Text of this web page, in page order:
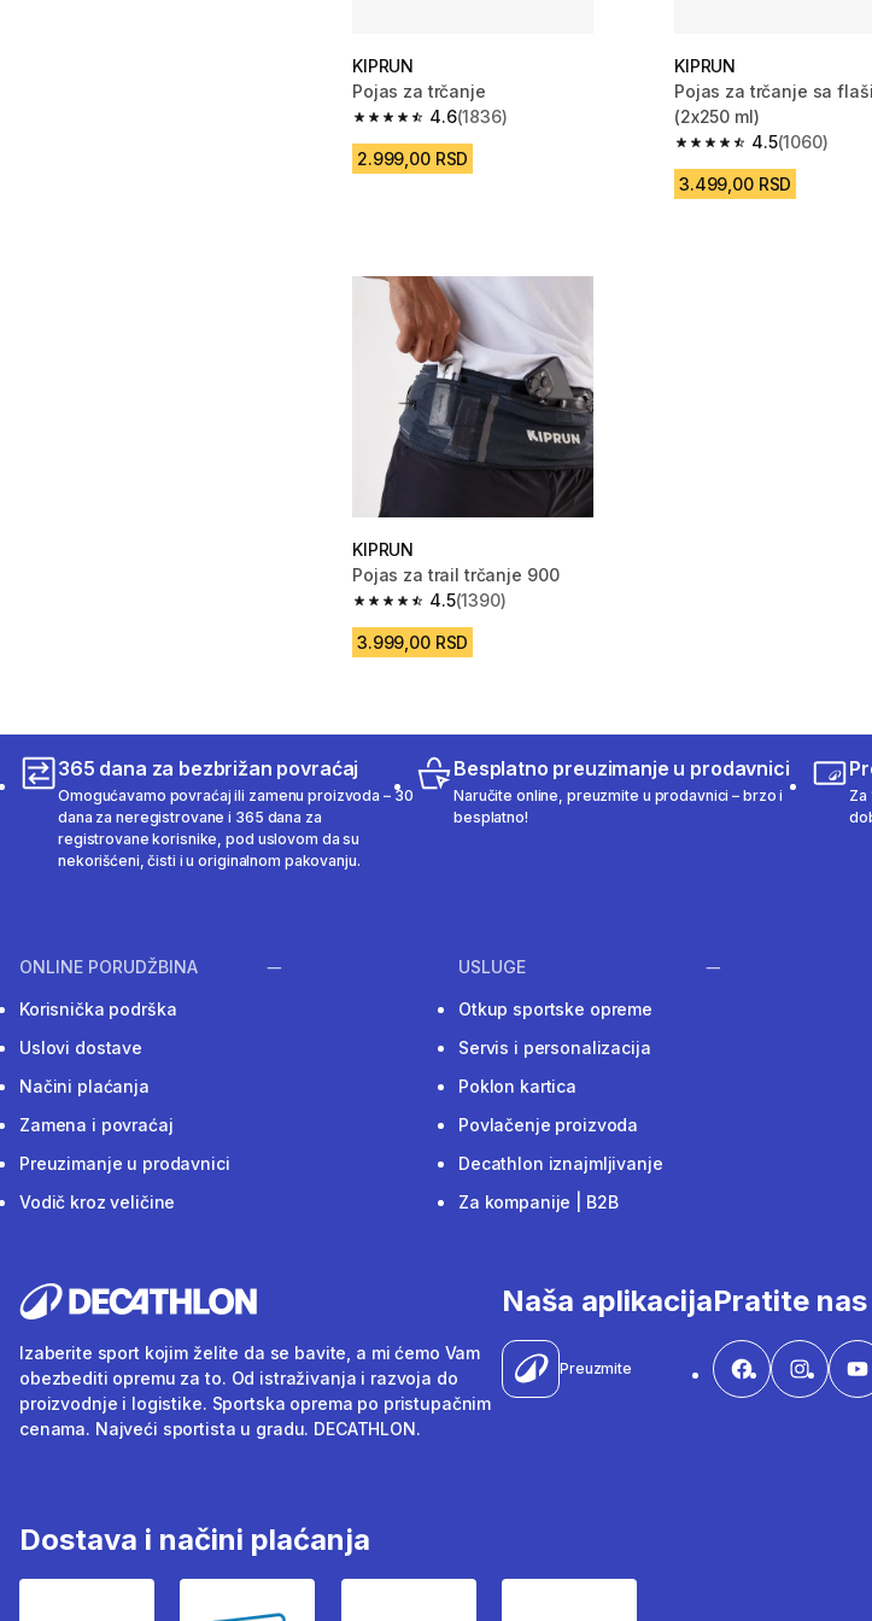
KIPRUN
Pojas za trčanje
4.6
4.6 od 5 zvezdica from 1836 Recenzije
(1836)
2.999,00 RSD
KIPRUN
Pojas za trčanje sa
(2x250 ml)
4.5
4.5 od 5 zvezdica from
(1060)
3.499,00 RSD
KIPRUN
Pojas za trail trčanje 900
4.5
4.5 od 5 zvezdica from 1390 Recenzije
(1390)
3.999,00 RSD
365 dana za bezbrižan povraćaj
Omogućavamo povraćaj ili zamenu proizvoda – 30
dana za neregistrovane i 365 dana za
registrovane korisnike, pod uslovom da su
nekorišćeni, čisti i u originalnom pakovanju.
Besplatno preuzimanje u prodavnici
Naručite online, preuzmite u prodavnici – brzo i
besplatno!
Za
ONLINE PORUDŽBINA
Korisnička podrška
Uslovi dostave
Načini plaćanja
Zamena i povraćaj
Preuzimanje u prodavnici
Vodič kroz veličine
USLUGE
Otkup sportske opreme
Servis i personalizacija
Poklon kartica
Povlačenje proizvoda
Decathlon iznajmljivanje
Za kompanije | B2B
Izaberite sport kojim želite da se bavite, a mi ćemo Vam
obezbediti opremu za to. Od istraživanja i razvoja do
proizvodnje i logistike. Sportska oprema po pristupačnim
cenama. Najveći sportista u gradu. DECATHLON.
Naša aplikacija
Preuzmite
Pratite nas
Dostava i načini plaćanja